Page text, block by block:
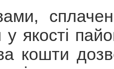
якості
кошти